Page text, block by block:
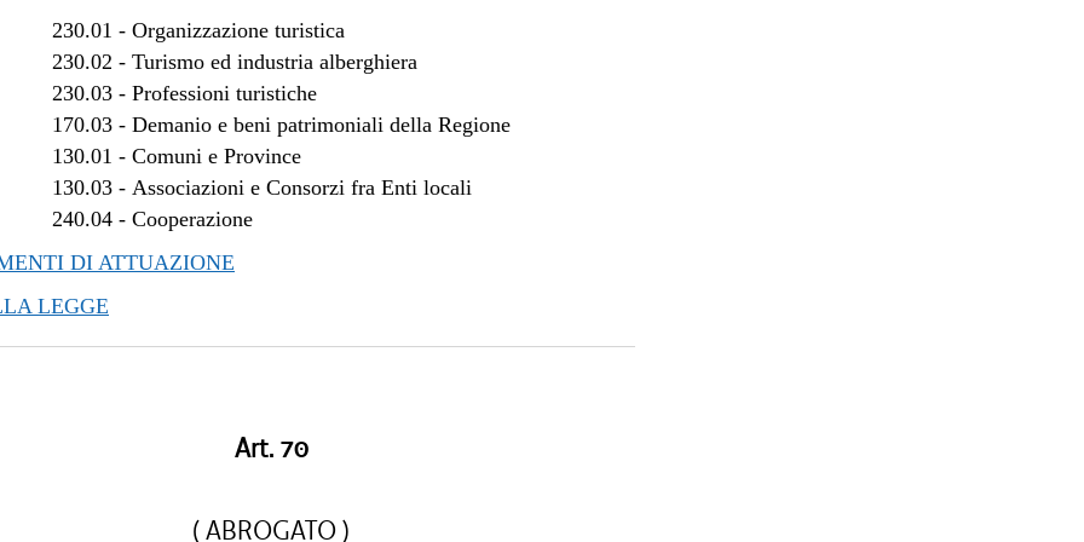
al 28/03/2018
2017 al 04/01/2018
2017 al 10/11/2017
2017 al 08/11/2017
2017 al 09/08/2017
2017 al 17/05/2017
2017 al 14/04/2017
al 08/01/2017
230.01 -Organizzazione turistica
230.02 -Turismo ed industria alberghiera
230.03 -Professioni turistiche
170.03 -Demanio e beni patrimoniali della Regione
130.01 -Comuni e Province
130.03 -Associazioni e Consorzi fra Enti locali
240.04 -Cooperazione
DI ATTUAZIONE
LEGGE
Art. 70
( ABROGATO )